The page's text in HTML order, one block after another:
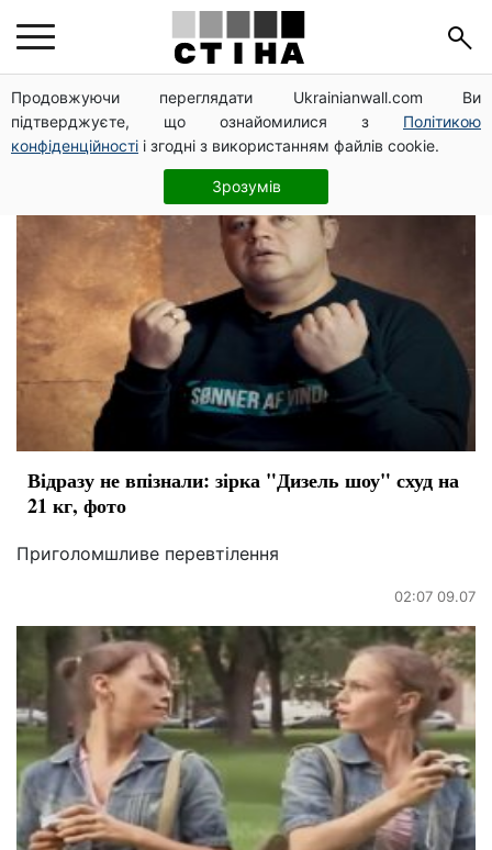
Продовжуючи переглядати Ukrainianwall.com Ви
підтверджуєте, що ознайомилися з Політикою
конфіденційності і згодні з використанням файлів cookie.
Зрозумів
актеры
Відразу не впізнали: зірка "Дизель шоу" схуд на
21 кг, фото
Приголомшливе перевтілення
02:07 09.07